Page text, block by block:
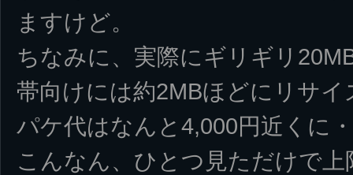
ますけど。
ちなみに、実際にギリギリ
帯向けには約2MBほどにリサ
パケ代はなんと4,000円近くに
こんなん、ひとつ見ただけで